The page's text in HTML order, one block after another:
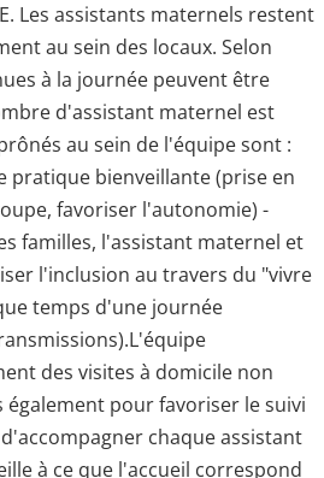
Les assistants maternels restent
au sein des locaux. Selon
à la journée peuvent être
d'assistant maternel est
au sein de l'équipe sont :
pratique bienveillante (prise en
favoriser l'autonomie) -
familles, l'assistant maternel et
l'inclusion au travers du "vivre
temps d'une journée
des visites à domicile non
pour favoriser le suivi
chaque assistant
à ce que l'accueil correspond